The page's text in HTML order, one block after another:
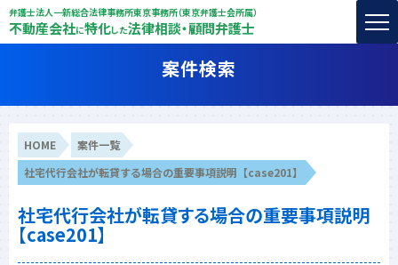
弁護士法人一新総合法律事務所東京事務所（東京弁護士会所属）
不動産会社に特化した法律相談・顧問弁護士
案件検索
HOME
案件一覧
社宅代行会社が転貸する場合の重要事項説明【case201】
社宅代行会社が転貸する場合の重要事項説明
【case201】